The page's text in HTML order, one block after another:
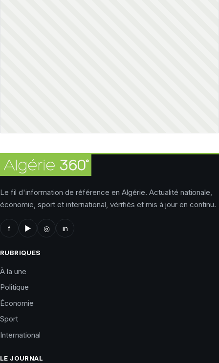
Le fil d'information de référence en Algérie. Actualité nationale,
économie, sport et international, vérifiés et mis à jour en continu.
f ▶ ◎ in
RUBRIQUES
À la une
Politique
Économie
Sport
International
LE JOURNAL